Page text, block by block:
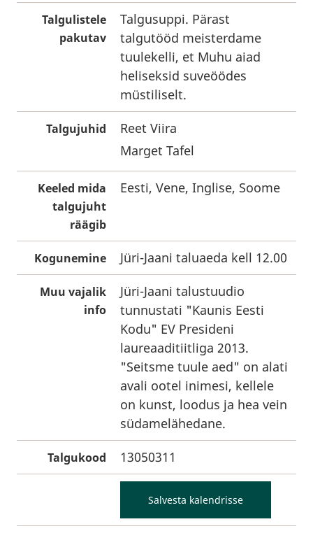
Talgulistele
pakutav
Talgusuppi. Pärast
talgutööd meisterdame
tuulekelli, et Muhu aiad
heliseksid suveöödes
müstiliselt.
Talgujuhid
Reet Viira
Marget Tafel
Keeled mida
talgujuht
räägib
Eesti, Vene, Inglise, Soome
Kogunemine Jüri-Jaani taluaeda kell 12.00
Muu vajalik
info
Jüri-Jaani talustuudio
tunnustati "Kaunis Eesti
Kodu" EV Presideni
laureaaditiitliga 2013.
"Seitsme tuule aed" on alati
avali ootel inimesi, kellele
on kunst, loodus ja hea vein
südamelähedane.
Talgukood 13050311
Salvesta kalendrisse